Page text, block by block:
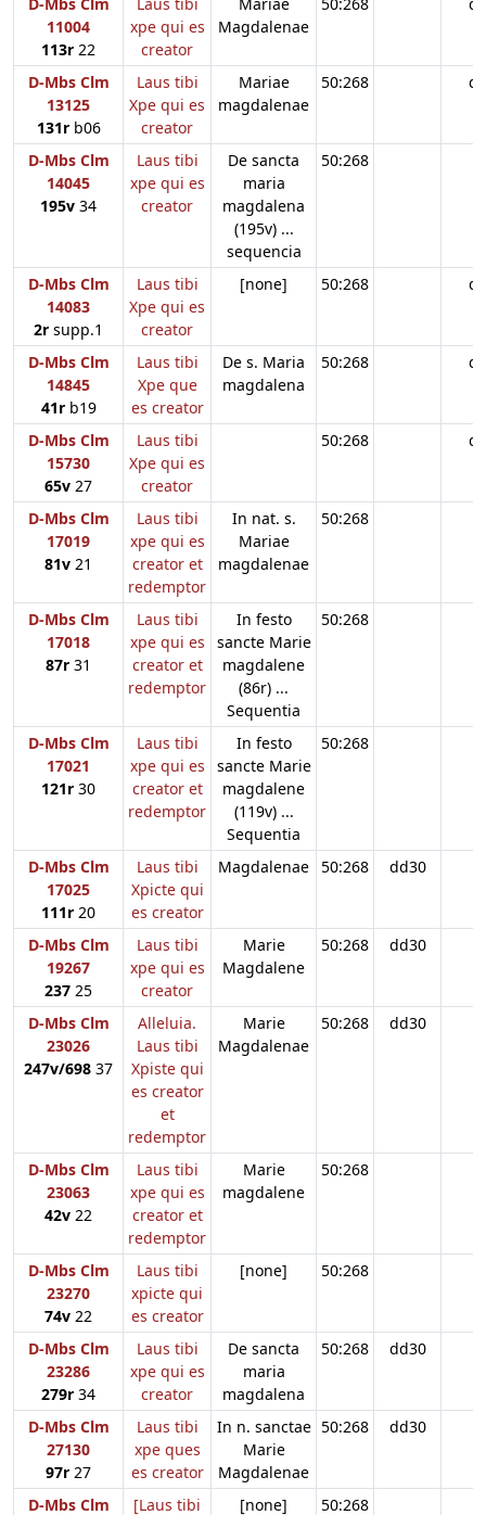
11004
113r 22
xpe qui es
creator
Magdalenae
D-Mbs Clm
13125
131rb06
Laus tibi
Xpe qui es
creator
Mariae
magdalenae
50:268
D-Mbs Clm
14045
195v 34
Laus tibi
xpe qui es
creator
De sancta
maria
magdalena
(195v) ...
sequencia
50:268
D-Mbs Clm
14083
2r supp.1
Laus tibi
Xpe qui es
creator
[none] 50:268
D-Mbs Clm
14845
41rb19
Laus tibi
Xpe que
es creator
De s. Maria
magdalena
50:268
D-Mbs Clm
15730
65v 27
Laus tibi
Xpe qui es
creator
50:268
D-Mbs Clm
17019
81v 21
Laus tibi
xpe qui es
creator et
redemptor
In nat. s.
Mariae
magdalenae
50:268
D-Mbs Clm
17018
87r 31
Laus tibi
xpe qui es
creator et
redemptor
In festo
sancte Marie
magdalene
(86r) ...
Sequentia
50:268
D-Mbs Clm
17021
121r 30
Laus tibi
xpe qui es
creator et
redemptor
In festo
sancte Marie
magdalene
(119v) ...
Sequentia
50:268
D-Mbs Clm
17025
111r 20
Laus tibi
Xpicte qui
es creator
Magdalenae 50:268 dd30
D-Mbs Clm
19267
237 25
Laus tibi
xpe qui es
creator
Marie
Magdalene
50:268 dd30
D-Mbs Clm
23026
247v/698 37
Alleluia.
Laus tibi
Xpiste qui
es creator
et
redemptor
Marie
Magdalenae
50:268 dd30
D-Mbs Clm
23063
42v 22
Laus tibi
xpe qui es
creator et
redemptor
Marie
magdalene
50:268
D-Mbs Clm
23270
74v 22
Laus tibi
xpicte qui
es creator
[none] 50:268
D-Mbs Clm
23286
279r 34
Laus tibi
xpe qui es
creator
De sancta
maria
magdalena
50:268 dd30
D-Mbs Clm
27130
97r 27
Laus tibi
xpe ques
es creator
In n. sanctae
Marie
Magdalenae
50:268 dd30
D-Mbs Clm [Laus tibi [none] 50:268